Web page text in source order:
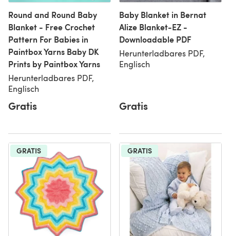
Round and Round Baby
Blanket - Free Crochet
Pattern For Babies in
Paintbox Yarns Baby DK
Prints by Paintbox Yarns
Herunterladbares PDF,
Englisch
Gratis
Baby Blanket in Bernat
Alize Blanket-EZ -
Downloadable PDF
Herunterladbares PDF,
Englisch
Gratis
GRATIS GRATIS